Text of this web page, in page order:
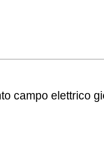
campo elettrico